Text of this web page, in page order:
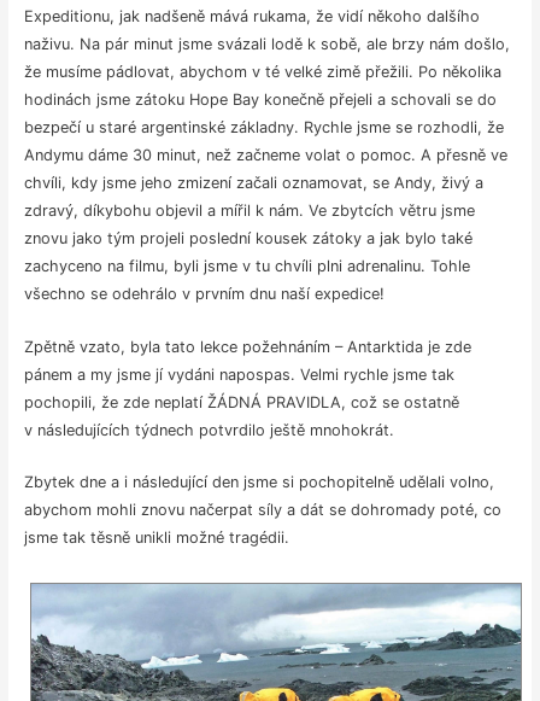
Expeditionu, jak nadšeně mává rukama, že vidí někoho dalšího
naživu. Na pár minut jsme svázali lodě k sobě, ale brzy nám došlo,
že musíme pádlovat, abychom v té velké zimě přežili. Po několika
hodinách jsme zátoku Hope Bay konečně přejeli a schovali se do
bezpečí u staré argentinské základny. Rychle jsme se rozhodli, že
Andymu dáme 30 minut, než začneme volat o pomoc. A přesně ve
chvíli, kdy jsme jeho zmizení začali oznamovat, se Andy, živý a
zdravý, díkybohu objevil a mířil k nám. Ve zbytcích větru jsme
znovu jako tým projeli poslední kousek zátoky a jak bylo také
zachyceno na filmu, byli jsme v tu chvíli plni adrenalinu. Tohle
všechno se odehrálo v prvním dnu naší expedice!
Zpětně vzato, byla tato lekce požehnáním – Antarktida je zde
pánem a my jsme jí vydáni napospas. Velmi rychle jsme tak
pochopili, že zde neplatí ŽÁDNÁ PRAVIDLA, což se ostatně
v následujících týdnech potvrdilo ještě mnohokrát.
Zbytek dne a i následující den jsme si pochopitelně udělali volno,
abychom mohli znovu načerpat síly a dát se dohromady poté, co
jsme tak těsně unikli možné tragédii.